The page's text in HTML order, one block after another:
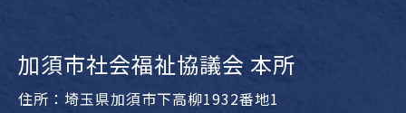
加須市社会福祉協議会 本所
住所：埼玉県加須市下高柳1932番地1